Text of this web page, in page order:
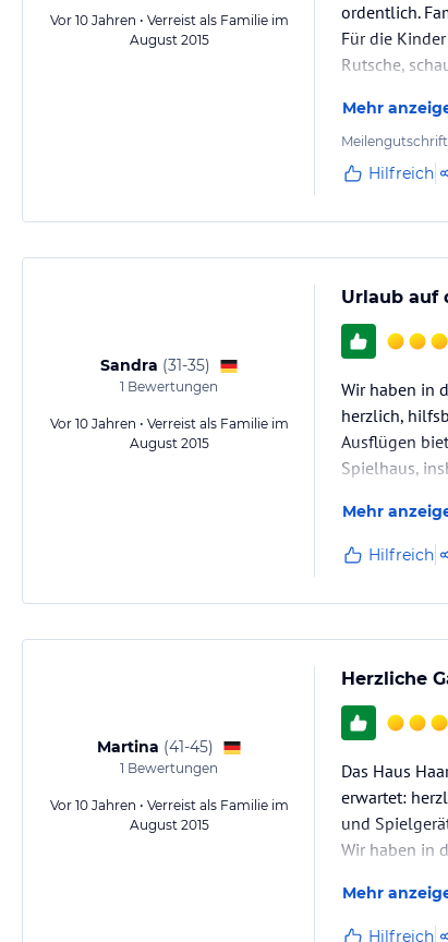
Vor 10 Jahren • Verreist als Familie im
August 2015
ordentlich.
Für die
Rutsche,
man auch mit
Auch bei
Mehr
Hilfreich
Sandra (31-35)
1 Bewertungen
Vor 10 Jahren • Verreist als Familie im
August 2015
Urlaub auf
Wir haben in
herzlich,
Ausflügen
Spielhaus,
Die
Mehr
Hilfreich
Martina (41-45)
1 Bewertungen
Vor 10 Jahren • Verreist als Familie im
August 2015
Herzliche
Das Haus
erwartet:
und
Wir haben in
Mehr
Hilfreich